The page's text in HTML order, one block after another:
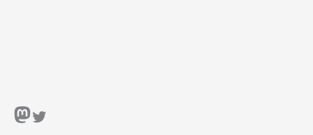
Mastodon Twitter